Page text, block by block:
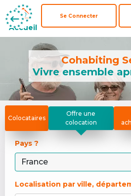
Accueil
Se Connecter
Accueil
Se Connecter
Cohabiting
Vivre ensemble
Colocataires
Offre une
colocation
Pays ?
Localisation par ville,